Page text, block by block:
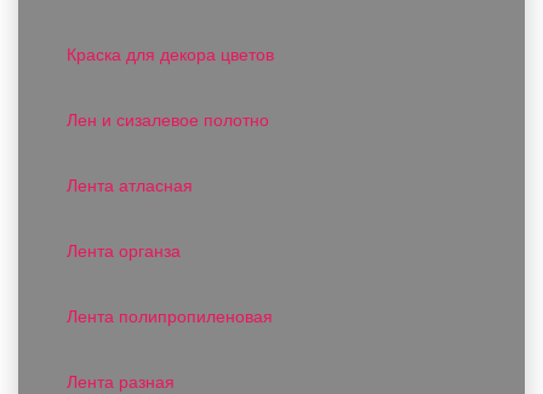
Краска для декора цветов
Лен и сизалевое полотно
Лента атласная
Лента органза
Лента полипропиленовая
Лента разная